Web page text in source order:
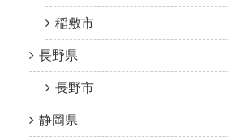
稲敷市
長野県
長野市
静岡県